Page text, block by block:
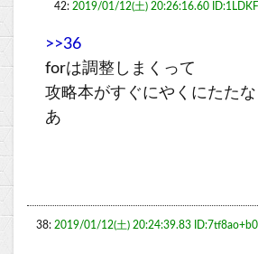
42: 2019/01/12(土) 20:26:16.60
>>36
forは調整しまくって
攻略本がすぐにやくにたた
あ
38: 2019/01/12(土) 20:24:39.83 ID:7tf8ao+b0